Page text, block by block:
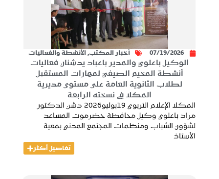
07/19/2026 أخبار المكتب, الأنشطة والفعاليات
الوكيل باعلوي والمدير باعباد يدشنان فعاليات
أنشطة المخيم الصيفي لمهارات المستقبل
لطلاب الثانوية العامة على مستوى مديرية
المكلا في نسخته الرابعة
المكلا الإعلام التربوي 19يوليو2026 دشن الدكتور
مراد باعلوي وكيل محافظة حضرموت المساعد
لشؤون الشباب ومنظمات المجتمع المدني بمعية
الأستاذ
تفاصيل أكثر